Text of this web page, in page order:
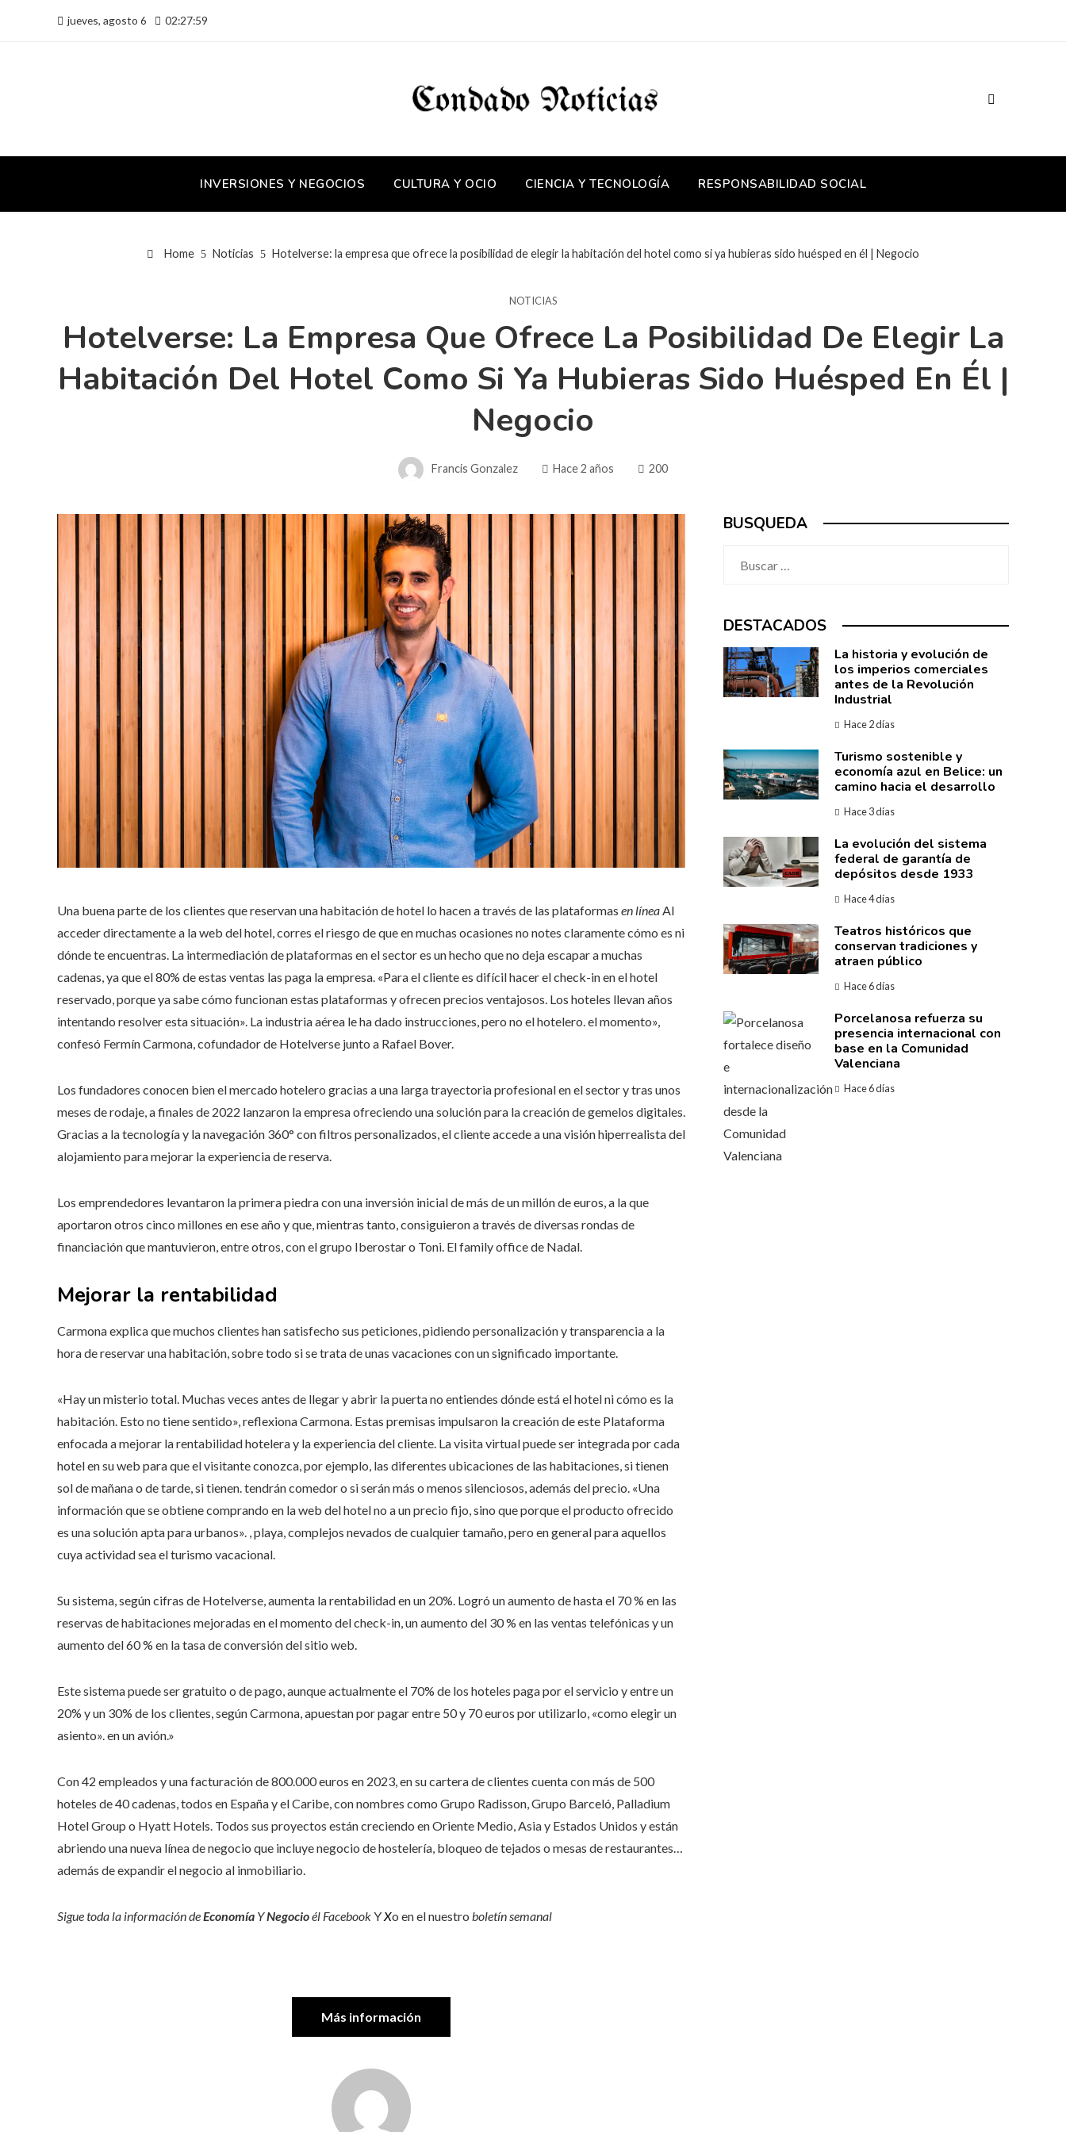
jueves, agosto 6 02:28:00
INVERSIONES Y NEGOCIOS CULTURA Y OCIO CIENCIA Y TECNOLOGÍA RESPONSABILIDAD SOCIAL
Home Noticias Hotelverse: la empresa que ofrece la posibilidad de elegir la habitación del hotel como si ya hubieras sido huésped en él | Negocio
NOTICIAS
Hotelverse: La Empresa Que Ofrece La Posibilidad De Elegir La
Habitación Del Hotel Como Si Ya Hubieras Sido Huésped En Él |
Negocio
Francis Gonzalez Hace 2 años 200
Una buena parte de los clientes que reservan una habitación de hotel lo hacen a través de las plataformas en línea Al
acceder directamente a la web del hotel, corres el riesgo de que en muchas ocasiones no notes claramente cómo es ni
dónde te encuentras. La intermediación de plataformas en el sector es un hecho que no deja escapar a muchas
cadenas, ya que el 80% de estas ventas las paga la empresa. «Para el cliente es difícil hacer el check-in en el hotel
reservado, porque ya sabe cómo funcionan estas plataformas y ofrecen precios ventajosos. Los hoteles llevan años
intentando resolver esta situación». La industria aérea le ha dado instrucciones, pero no el hotelero. el momento»,
confesó Fermín Carmona, cofundador de Hotelverse junto a Rafael Bover.
Los fundadores conocen bien el mercado hotelero gracias a una larga trayectoria profesional en el sector y tras unos
meses de rodaje, a finales de 2022 lanzaron la empresa ofreciendo una solución para la creación de gemelos digitales.
Gracias a la tecnología y la navegación 360° con filtros personalizados, el cliente accede a una visión hiperrealista del
alojamiento para mejorar la experiencia de reserva.
Los emprendedores levantaron la primera piedra con una inversión inicial de más de un millón de euros, a la que
aportaron otros cinco millones en ese año y que, mientras tanto, consiguieron a través de diversas rondas de
financiación que mantuvieron, entre otros, con el grupo Iberostar o Toni. El family office de Nadal.
Mejorar la rentabilidad
Carmona explica que muchos clientes han satisfecho sus peticiones, pidiendo personalización y transparencia a la
hora de reservar una habitación, sobre todo si se trata de unas vacaciones con un significado importante.
«Hay un misterio total. Muchas veces antes de llegar y abrir la puerta no entiendes dónde está el hotel ni cómo es la
habitación. Esto no tiene sentido», reflexiona Carmona. Estas premisas impulsaron la creación de este Plataforma
enfocada a mejorar la rentabilidad hotelera y la experiencia del cliente. La visita virtual puede ser integrada por cada
hotel en su web para que el visitante conozca, por ejemplo, las diferentes ubicaciones de las habitaciones, si tienen
sol de mañana o de tarde, si tienen. tendrán comedor o si serán más o menos silenciosos, además del precio. «Una
información que se obtiene comprando en la web del hotel no a un precio fijo, sino que porque el producto ofrecido
es una solución apta para urbanos». , playa, complejos nevados de cualquier tamaño, pero en general para aquellos
cuya actividad sea el turismo vacacional.
Su sistema, según cifras de Hotelverse, aumenta la rentabilidad en un 20%. Logró un aumento de hasta el 70 % en las
reservas de habitaciones mejoradas en el momento del check-in, un aumento del 30 % en las ventas telefónicas y un
aumento del 60 % en la tasa de conversión del sitio web.
Este sistema puede ser gratuito o de pago, aunque actualmente el 70% de los hoteles paga por el servicio y entre un
20% y un 30% de los clientes, según Carmona, apuestan por pagar entre 50 y 70 euros por utilizarlo, «como elegir un
asiento». en un avión.»
Con 42 empleados y una facturación de 800.000 euros en 2023, en su cartera de clientes cuenta con más de 500
hoteles de 40 cadenas, todos en España y el Caribe, con nombres como Grupo Radisson, Grupo Barceló, Palladium
Hotel Group o Hyatt Hotels. Todos sus proyectos están creciendo en Oriente Medio, Asia y Estados Unidos y están
abriendo una nueva línea de negocio que incluye negocio de hostelería, bloqueo de tejados o mesas de restaurantes…
además de expandir el negocio al inmobiliario.
Sigue toda la información deEconomía YNegocioél FacebookY Xo en el nuestro boletín semanal
Más información
BUSQUEDA
DESTACADOS
La historia y evolución de
los imperios comerciales
antes de la Revolución
Industrial
Hace 2 días
Turismo sostenible y
economía azul en Belice: un
camino hacia el desarrollo
Hace 3 días
La evolución del sistema
federal de garantía de
depósitos desde 1933
Hace 4 días
Teatros históricos que
conservan tradiciones y
atraen público
Hace 6 días
Porcelanosa refuerza su
presencia internacional con
base en la Comunidad
Valenciana
Hace 6 días